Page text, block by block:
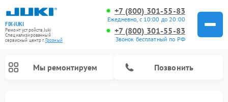
FIX-JUKI
Ремонт устройств Juki
Специализированный
cервисный центр г.Грозный
+7 (800) 301-55-83
Ежедневно, с 10:00 до 20:00
+7 (800) 301-55-83
Звонок бесплатный по РФ
Мы ремонтируем Позвонить